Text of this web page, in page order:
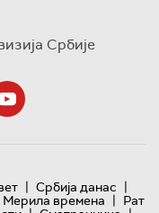
Србије
| Србија данас |
Мерила времена | Рат